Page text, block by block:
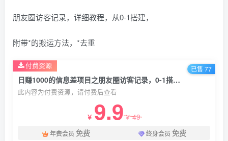
朋友圈访客记录，详细教程，从0-1搭建，
附带*的搬运方法，*去重
日赚1000的信息差项目之朋友圈访客记录，0-1搭建流程，小白可做【揭秘】
此内容为付费资源，请付费后查看
￥ 9.9￥49
年费会员 免费 终身会员 免费
付费资源 已售 77